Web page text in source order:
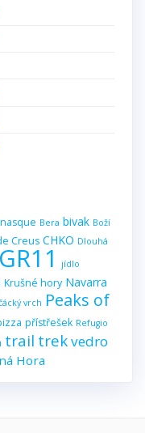
Bera bivak Boží
Creus CHKO Dlouhá
GR11 jídlo
Krušné hory Navarra
vrch Peaks of
přístřešek Refugio
trail trekvedro
Hora